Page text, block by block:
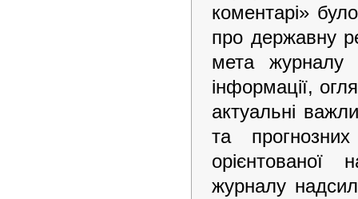
коментарі»
про державну
мета журналу
інформації,
актуальні
та
орієнтованої
журналу